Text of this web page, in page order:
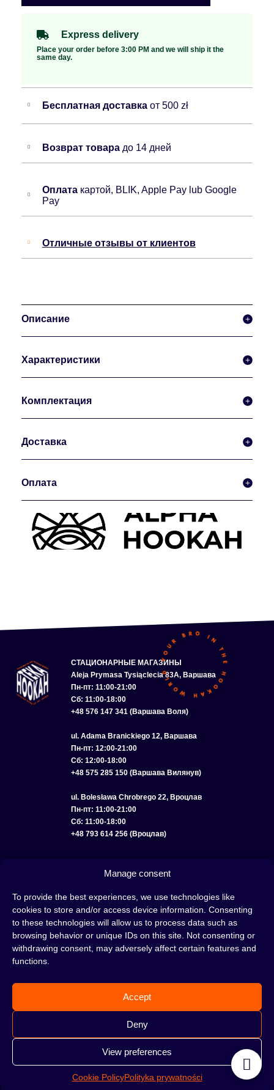
Manage consent
To provide the best experiences, we use technologies like
cookies to store and/or access device information. Consenting
to these technologies will allow us to process data such as
browsing behavior or unique IDs on this site. Not consenting or
withdrawing consent, may adversely affect certain features and
functions.
Accept
Deny
View preferences
Cookie PolicyPolityka prywatności
Express delivery
Place your order before 3:00 PM and we will ship it the
same day.
Бесплатная доставка от 500 zł
Возврат товара до 14 дней
Оплата картой, BLIK, Apple Pay lub Google
Pay
Отличные отзывы от клиентов
Описание
Характеристики
Комплектация
Доставка
Оплата
СТАЦИОНАРНЫЕ МАГАЗИНЫ
Aleja Prymasa Tysiąclecia 83A, Варшава
Пн-пт: 11:00-21:00
Сб: 11:00-18:00
+48 576 147 341 (Варшава Воля)
ul. Adama Branickiego 12, Варшава
Пн-пт: 12:00-21:00
Сб: 12:00-18:00
+48 575 285 150 (Варшава Вилянув)
ul. Bolesława Chrobrego 22, Вроцлав
Пн-пт: 11:00-21:00
Сб: 11:00-18:00
+48 793 614 256 (Вроцлав)
УСЛОВИЯ ИСПОЛЬЗОВАНИЯ ПОЛИТИКА COOKIE
Кальян — это отличная идея для вечера, проведенного с друзьями или в
одиночестве; это интересный ритуал, который покорил сердца многих людей.
Несмотря на то, знакомы тебе слова «кальян» или «кальянный табак» или
нет, это место идеально подходит для тебя!
е жди, а сразу отправляйся в наш
кальянный магазин и совершай покупки.
©2026 HOOKAHTEKA. ВСЕ ПРАВА ЗАЩИЩЕНЫ.